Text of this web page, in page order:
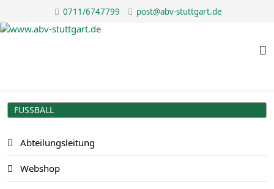
0711/6747799 post@abv-stuttgart.de
FUSSBALL
Abteilungsleitung
Webshop